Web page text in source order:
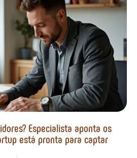
Especialista aponta os
está pronta para captar